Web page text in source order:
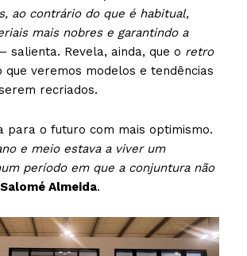
ao contrário do que é habitual,
mais nobres e garantindo a
salienta. Revela, ainda, que o retro
veremos modelos e tendências
recriados.
para o futuro com mais optimismo.
e meio estava a viver um
período em que a conjuntura não
Salomé Almeida.